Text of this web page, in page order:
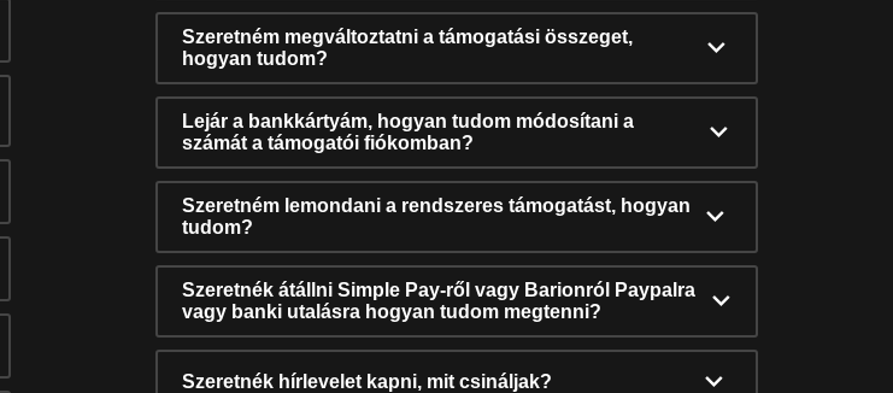
Szeretném megváltoztatni a támogatási összeget,
hogyan tudom?
Lejár a bankkártyám, hogyan tudom módosítani a
számát a támogatói fiókomban?
Szeretném lemondani a rendszeres támogatást, hogyan
tudom?
Szeretnék átállni Simple Pay-ről vagy Barionról Paypalra
vagy banki utalásra hogyan tudom megtenni?
Szeretnék hírlevelet kapni, mit csináljak?